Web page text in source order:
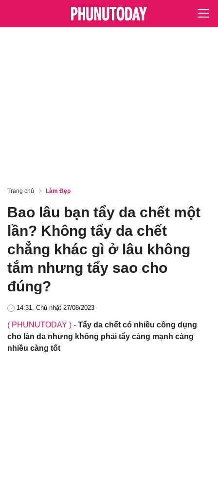
Trang chủ Làm Đẹp
Bao lâu bạn tẩy da chết một
lần? Không tẩy da chết
chẳng khác gì ở lâu không
tắm nhưng tẩy sao cho
đúng?
14:31, Chủ nhật 27/08/2023
( PHUNUTODAY ) - Tẩy da chết có nhiều công dụng
cho làn da nhưng không phải tẩy càng mạnh càng
nhiều càng tốt